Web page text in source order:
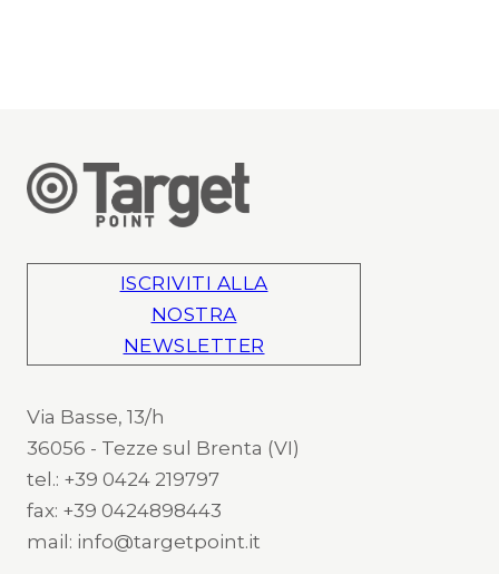
ISCRIVITI ALLA
NOSTRA
NEWSLETTER
Via Basse, 13/h
36056 - Tezze sul Brenta (VI)
tel.: +39 0424 219797
fax: +39 0424898443
mail: info@targetpoint.it